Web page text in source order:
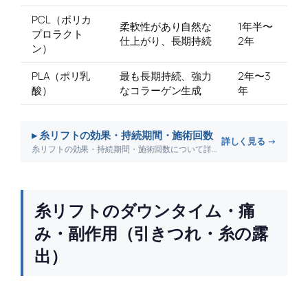
PCL（ポリカ
プロラクト
ン）
柔軟性があり自然な
仕上がり、長期持続
1年半〜
2年
PLA（ポリ乳
酸）
最も長期持続、強力
なコラーゲン生成
2年〜3
年
▸ 糸リフトの効果・持続期間・施術回数
糸リフトの効果・持続期間・施術回数について詳しく解説します。
詳しく見る →
糸リフトのダウンタイム・痛
み・副作用（引きつれ・糸の露
出）